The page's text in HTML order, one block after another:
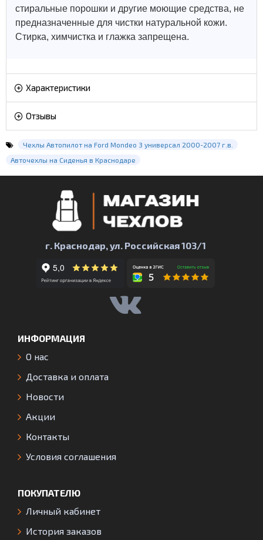
стиральные порошки и другие моющие средства, не
предназначенные для чистки натуральной кожи.
Стирка, химчистка и глажка запрещена.
Характеристики
Отзывы
Чехлы Автопилот на Ford Mondeo 3 универсал 2000-2007 г.в.
Авточехлы на Сиденья в Краснодаре
г. Краснодар, ул. Российская 103/1
ИНФОРМАЦИЯ
О нас
Доставка и оплата
Новости
Акции
Контакты
Условия соглашения
ПОКУПАТЕЛЮ
Личный кабинет
История заказов